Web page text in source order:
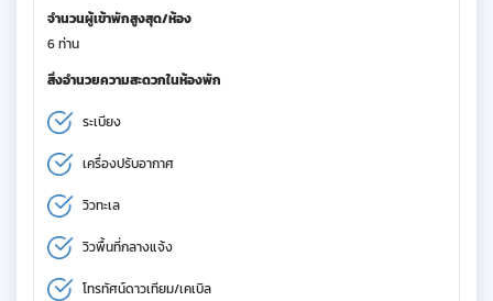
จำนวนผู้เข้าพักสูงสุด/ห้อง
6 ท่าน
สิ่งอำนวยความสะดวกในห้องพัก
ระเบียง
เครื่องปรับอากาศ
วิวทะเล
วิวพื้นที่กลางแจ้ง
โทรทัศน์ดาวเทียม/เคเบิล